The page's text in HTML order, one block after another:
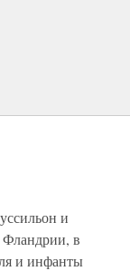
и
в
и инфанты